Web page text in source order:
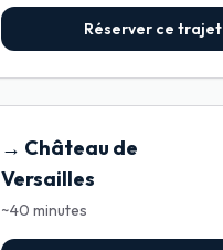
Réserver ce trajet
→ Château de
Versailles
~40 minutes